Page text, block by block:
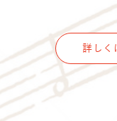
詳しく